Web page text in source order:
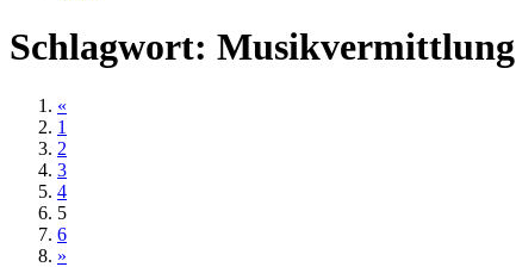
Schlagwort: Musikvermittlung
«
1
2
3
4
5
6
»